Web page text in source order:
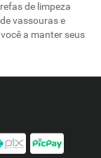
de limpeza
vassouras e
a manter seus